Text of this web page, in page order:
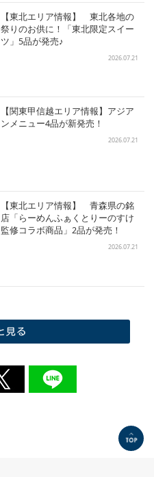
【東北エリア情報】 東北各地の
祭りのお供に！「東北限定スイー
ツ」5品が発売♪
2026.07.21
【関東甲信越エリア情報】アジア
ンメニュー4品が新発売！
2026.07.21
【東北エリア情報】 青森県の銘
店「らーめんふぁくとりーのすけ
監修コラボ商品」2品が発売！
2026.07.21